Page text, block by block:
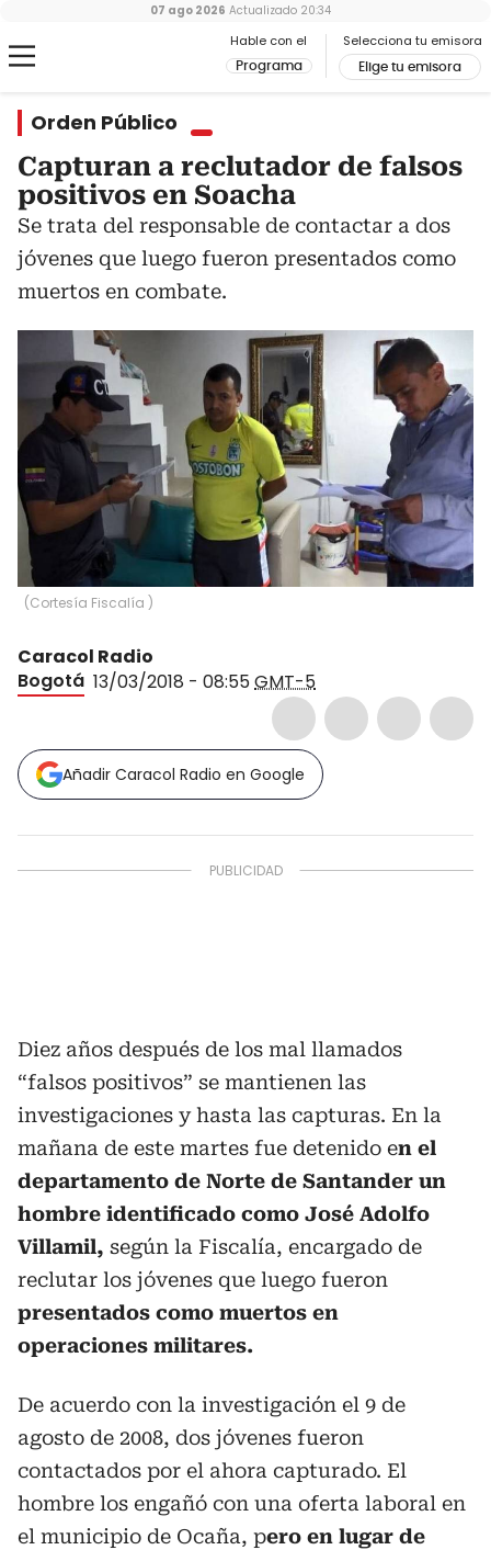
Hable con el
Programa
Selecciona tu emisora
Elige tu emisora
07 ago 2026 Actualizado 20:34
Orden Público
Capturan a reclutador de falsos
positivos en Soacha
Se trata del responsable de contactar a dos
jóvenes que luego fueron presentados como
muertos en combate.
(Cortesía Fiscalía )
Caracol Radio
Bogotá 13/03/2018 - 08:55GMT-5
Añadir Caracol Radio en Google
Diez años después de los mal llamados
“falsos positivos” se mantienen las
investigaciones y hasta las capturas. En la
mañana de este martes fue detenido en el
departamento de Norte de Santander un
hombre identificado como José Adolfo
Villamil, según la Fiscalía, encargado de
reclutar los jóvenes que luego fueron
presentados como muertos en
operaciones militares.
De acuerdo con la investigación el 9 de
agosto de 2008, dos jóvenes fueron
contactados por el ahora capturado. El
hombre los engañó con una oferta laboral en
el municipio de Ocaña, pero en lugar de